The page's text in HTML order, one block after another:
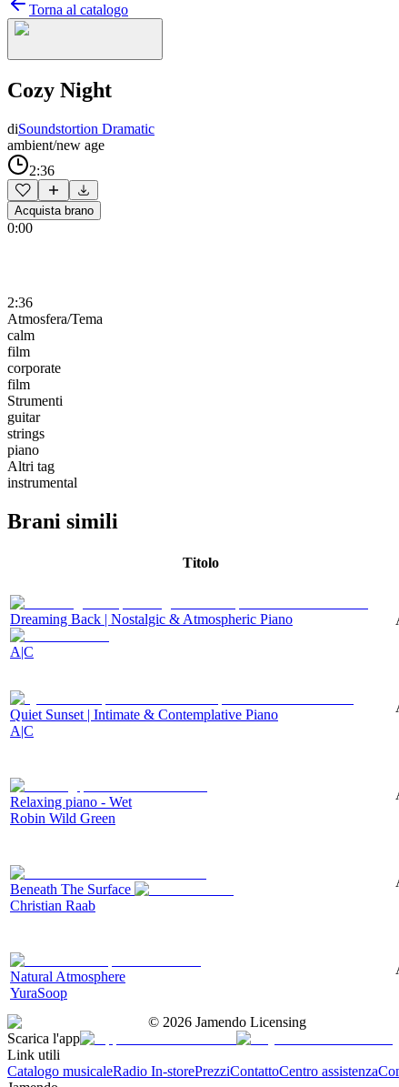
Torna al catalogo
Cozy Night
diSoundstortion Dramatic
ambient/new age
2:36
Acquista brano
0:00
2:36
Atmosfera/Tema
calm
film
corporate
film
Strumenti
guitar
strings
piano
Altri tag
instrumental
Brani simili
Titolo
Dreaming Back | Nostalgic & Atmospheric Piano
A|C
Quiet Sunset | Intimate & Contemplative Piano
A|C
Relaxing piano - Wet
Robin Wild Green
Beneath The Surface
Christian Raab
Natural Atmosphere
YuraSoop
© 2026 Jamendo Licensing
Scarica l'app
Link utili
Catalogo musicaleRadio In-storePrezziContattoCentro assistenza